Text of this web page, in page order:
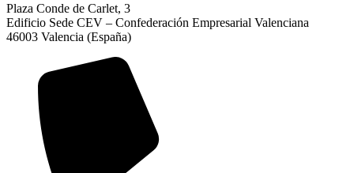
Plaza Conde de Carlet, 3
Edificio Sede CEV – Confederación Empresarial Valenciana
46003 Valencia (España)